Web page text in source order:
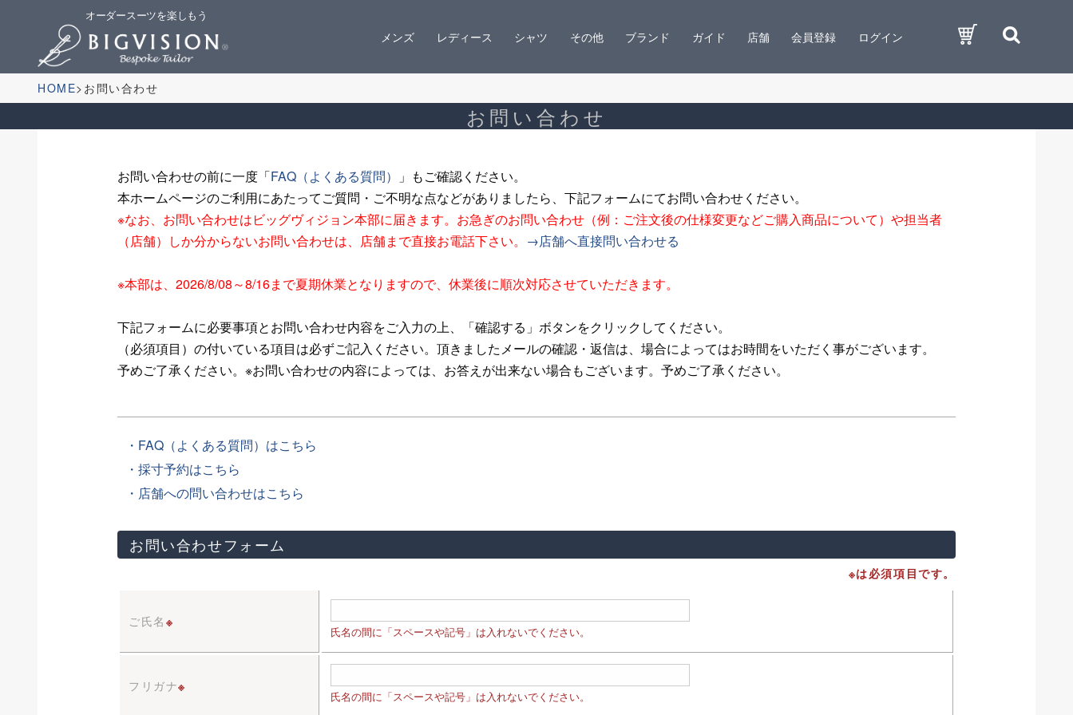
オーダースーツを楽しもう
メンズ レディース シャツ その他 ブランド ガイド 店舗 会員登録 ログイン
HOME お問い合わせ
お問い合わせ
お問い合わせの前に一度「FAQ（よくある質問）
」もご確認ください。
本ホームページのご利用にあたってご質問・ご不明な点などがありましたら、下記フォームにてお問い合わせください。
※なお、お問い合わせはビッグヴィジョン本部に届きます。お急ぎのお問い合わせ（例：ご注文後の仕様変更などご購入商品について）や担当者
（店舗）しか分からないお問い合わせは、店舗まで直接お電話下さい。 →店舗へ直接問い合わせる
※本部は、2026/8/08～8/16まで夏期休業となりますので、休業後に順次対応させていただきます。
下記フォームに必要事項とお問い合わせ内容をご入力の上、「確認する」ボタンをクリックしてください。
（必須項目）の付いている項目は必ずご記入ください。頂きましたメールの確認・返信は、場合によってはお時間をいただく事がございます。
予めご了承ください。※お問い合わせの内容によっては、お答えが出来ない場合もございます。予めご了承ください。
・FAQ（よくある質問）はこちら
・採寸予約はこちら
・店舗への問い合わせはこちら
お問い合わせフォーム
※は必須項目です。
ご氏名 ※
氏名の間に「スペースや記号」は入れないでください。
フリガナ※
氏名の間に「スペースや記号」は入れないでください。